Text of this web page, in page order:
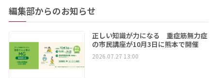
編集部からのお知らせ
正しい知識が力になる 重症筋無力症
の市民講座が10月3日に熊本で開催
2026.07.27 13:00